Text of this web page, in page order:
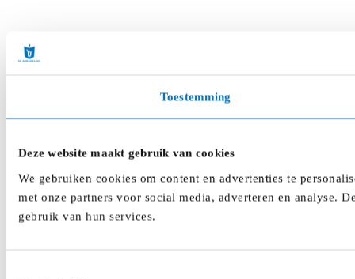
Toestemming
Deze website maakt gebruik van cookies
We gebruiken cookies om content en advertenties te
met onze partners voor social media, adverteren en analyse.
gebruik van hun services.